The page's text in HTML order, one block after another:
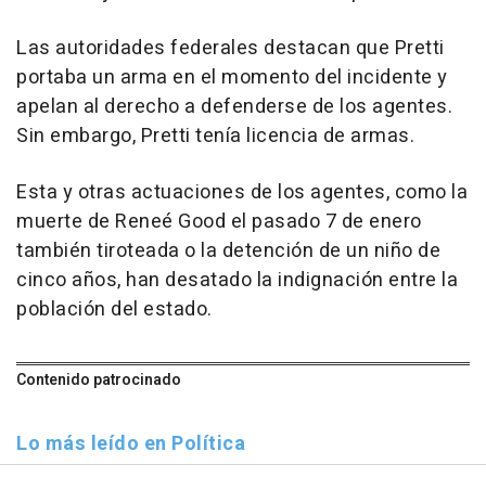
Las autoridades federales destacan que Pretti
portaba un arma en el momento del incidente y
apelan al derecho a defenderse de los agentes.
Sin embargo, Pretti tenía licencia de armas.
Esta y otras actuaciones de los agentes, como la
muerte de Reneé Good el pasado 7 de enero
también tiroteada o la detención de un niño de
cinco años, han desatado la indignación entre la
población del estado.
Contenido patrocinado
Lo más leído en Política